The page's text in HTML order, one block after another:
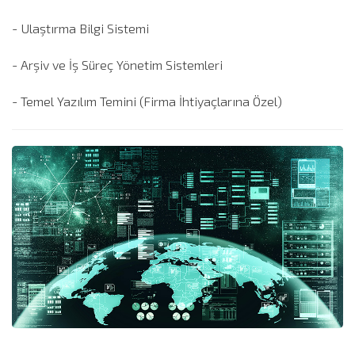
- Ulaştırma Bilgi Sistemi
- Arşiv ve İş Süreç Yönetim Sistemleri
- Temel Yazılım Temini (Firma İhtiyaçlarına Özel)